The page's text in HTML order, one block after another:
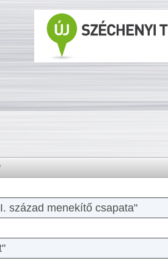
század menekítő csapata"